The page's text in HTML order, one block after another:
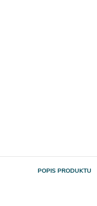
POPIS PRODUKTU